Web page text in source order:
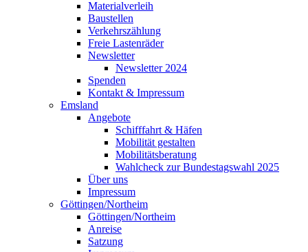
Materialverleih
Baustellen
Verkehrszählung
Freie Lastenräder
Newsletter
Newsletter 2024
Spenden
Kontakt & Impressum
Emsland
Angebote
Schifffahrt & Häfen
Mobilität gestalten
Mobilitätsberatung
Wahlcheck zur Bundestagswahl 2025
Über uns
Impressum
Göttingen/Northeim
Göttingen/Northeim
Anreise
Satzung